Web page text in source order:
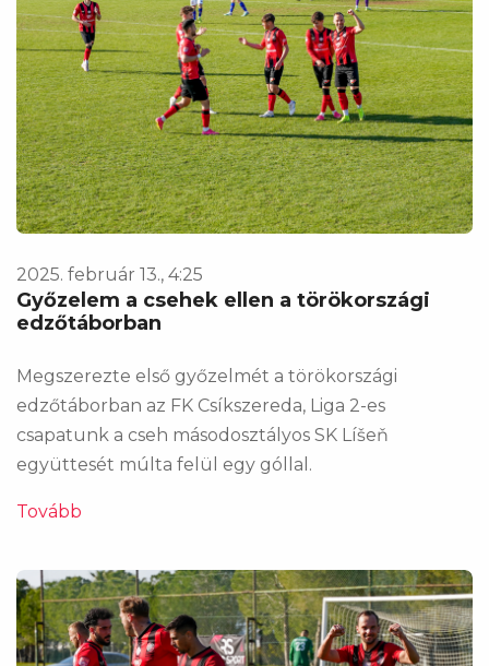
2025. február 13., 4:25
Győzelem a csehek ellen a törökországi
edzőtáborban
Megszerezte első győzelmét a törökországi
edzőtáborban az FK Csíkszereda, Liga 2-es
csapatunk a cseh másodosztályos SK Líšeň
együttesét múlta felül egy góllal.
Tovább